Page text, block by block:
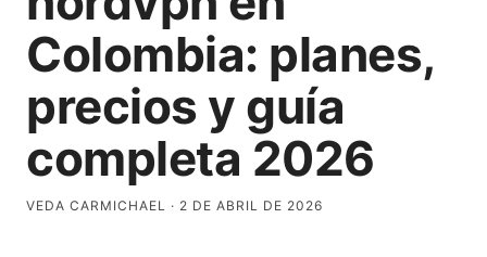
Colombia: planes,
precios y guía
completa 2026
VEDA CARMICHAEL · 2 DE ABRIL DE 2026